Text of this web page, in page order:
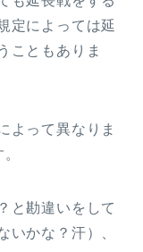
定によっては延
こともありま
よって異なりま
と勘違いをして
いかな？汗）、